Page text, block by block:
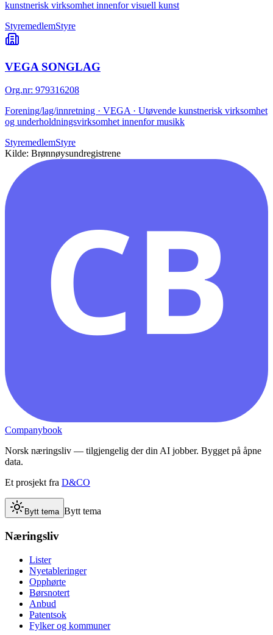
kunstnerisk virksomhet innenfor visuell kunst
StyremedlemStyre
VEGA SONGLAG
Org.nr: 979316208
Forening/lag/innretning · VEGA · Utøvende kunstnerisk virksomhet
og underholdningsvirksomhet innenfor musikk
StyremedlemStyre
Kilde: Brønnøysundregistrene
CB
Companybook
Norsk næringsliv — tilgjengelig der din AI jobber. Bygget på åpne
data.
Et prosjekt fra D&CO
Bytt tema Bytt tema
Næringsliv
Lister
Nyetableringer
Opphørte
Børsnotert
Anbud
Patentsok
Fylker og kommuner